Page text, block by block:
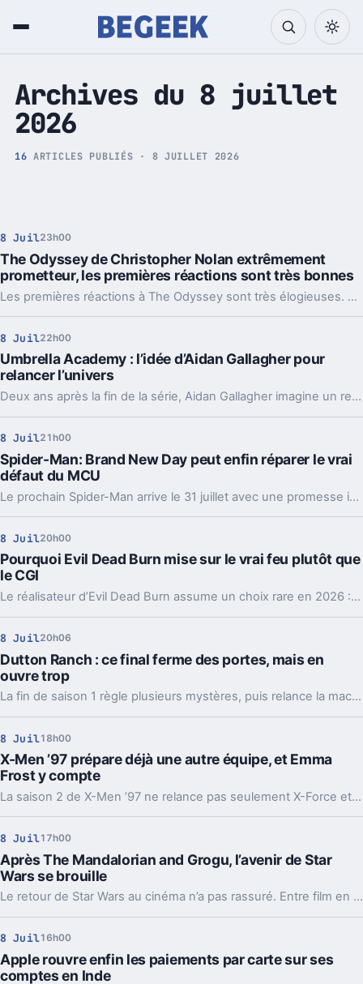
Tech et Pop culture
Archives du 8 juillet
2026
16 ARTICLES PUBLIÉS · 8 JUILLET 2026
8 Juil23h00
The Odyssey de Christopher Nolan extrêmement
prometteur, les premières réactions sont très bonnes
Les premières réactions à The Odyssey sont très élogieuses. À onze jours de la sortie, le nouveau film de Christopher Nolan lance déjà un récit critique très favorable.
8 Juil22h00
Umbrella Academy : l’idée d’Aidan Gallagher pour
relancer l’univers
Deux ans après la fin de la série, Aidan Gallagher imagine un retour en animation. Une piste crédible, surtout avec une fin qui a laissé des traces.
8 Juil21h00
Spider-Man: Brand New Day peut enfin réparer le vrai
défaut du MCU
Le prochain Spider-Man arrive le 31 juillet avec une promesse implicite : sortir Peter Parker de l’ombre des autres héros, et donner enfin du relief à son entourage.
8 Juil20h00
Pourquoi Evil Dead Burn mise sur le vrai feu plutôt que
le CGI
Le réalisateur d’Evil Dead Burn assume un choix rare en 2026 : filmer le feu pour de vrai. Un parti pris esthétique, mais surtout physique.
8 Juil20h06
Dutton Ranch : ce final ferme des portes, mais en
ouvre trop
La fin de saison 1 règle plusieurs mystères, puis relance la machine avec quatre zones d’ombre majeures. Et elles pourraient peser lourd sur la saison 2.
8 Juil18h00
X-Men ’97 prépare déjà une autre équipe, et Emma
Frost y compte
La saison 2 de X-Men ’97 ne relance pas seulement X-Force et X-Factor. Elle place aussi les pièces d’une autre équipe bien connue des comics.
8 Juil17h00
Après The Mandalorian and Grogu, l’avenir de Star
Wars se brouille
Le retour de Star Wars au cinéma n’a pas rassuré. Entre film en dessous des attentes et pipeline maigre, la franchise entre dans une zone floue.
8 Juil16h00
Apple rouvre enfin les paiements par carte sur ses
comptes en Inde